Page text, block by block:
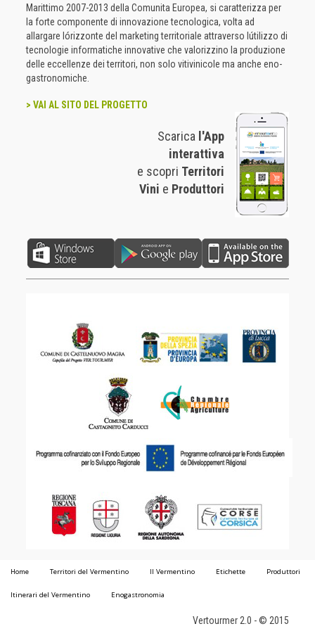
Marittimo 2007-2013 della Comunita Europea, si caratterizza per
la forte componente di innovazione tecnologica, volta ad
allargare lórizzonte del marketing territoriale attraverso lútilizzo di
tecnologie informatiche innovative che valorizzino la produzione
delle eccellenze dei territori, non solo vitivinicole ma anche eno-
gastronomiche.
> VAI AL SITO DEL PROGETTO
Scarica l'App
interattiva
e scopri Territori
Vini e Produttori
Home Territori del Vermentino Il Vermentino Etichette Produttori
Itinerari del Vermentino Enogastronomia
Vertourmer 2.0 - © 2015